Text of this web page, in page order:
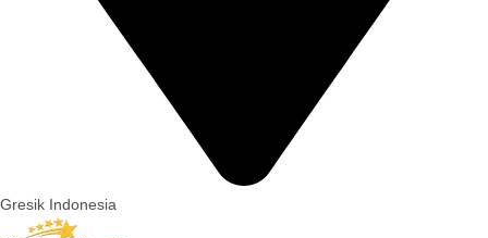
Gresik Indonesia